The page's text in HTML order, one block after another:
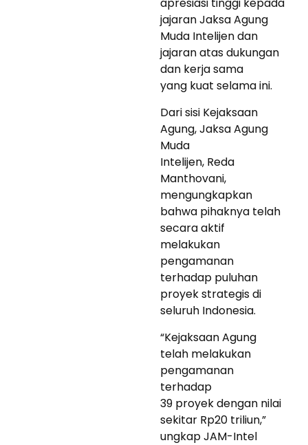
jajaran Jaksa Agung
Muda Intelijen dan
jajaran atas dukungan
dan kerja sama
yang kuat selama ini.
Dari sisi Kejaksaan
Agung, Jaksa Agung
Muda
Intelijen, Reda
Manthovani,
mengungkapkan
bahwa pihaknya telah
secara aktif
melakukan
pengamanan
terhadap puluhan
proyek strategis di
seluruh Indonesia.
“Kejaksaan Agung
telah melakukan
pengamanan
terhadap
39 proyek dengan nilai
sekitar Rp20 triliun,”
ungkap JAM-Intel